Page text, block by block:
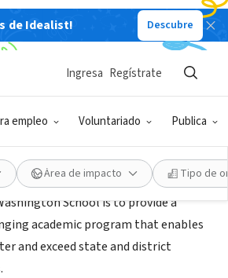
de Idealist! Descubre
empleo Voluntariado Publica
Ingresa Regístrate
Área de impacto Tipo de
School
School is to provide a
academic program that enables
and exceed state and district